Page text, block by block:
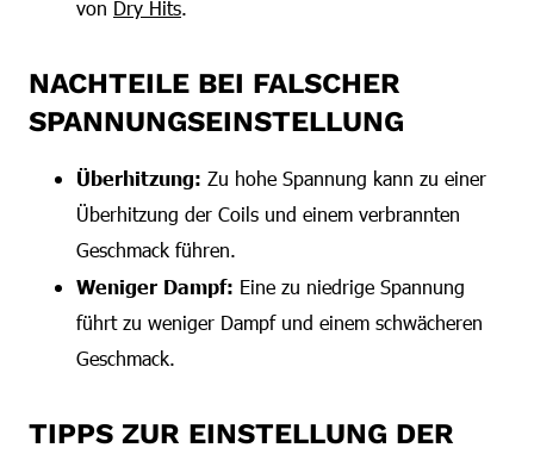
von Dry Hits.
NACHTEILE BEI FALSCHER
SPANNUNGSEINSTELLUNG
Überhitzung: Zu hohe Spannung kann zu einer
Überhitzung der Coils und einem verbrannten
Geschmack führen.
Weniger Dampf: Eine zu niedrige Spannung
führt zu weniger Dampf und einem schwächeren
Geschmack.
TIPPS ZUR EINSTELLUNG DER